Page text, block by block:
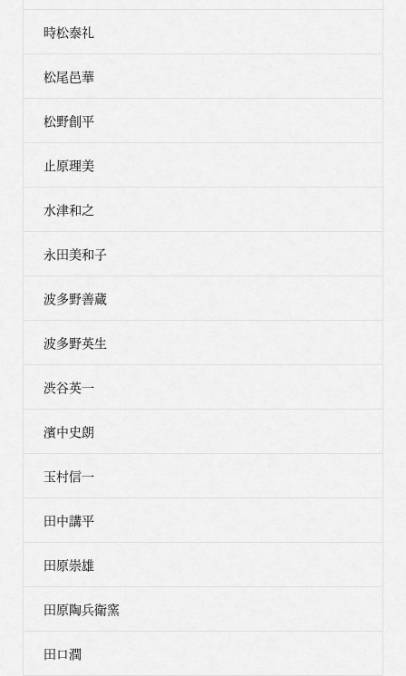
時松泰礼
松尾邑華
松野創平
止原理美
水津和之
永田美和子
波多野善蔵
波多野英生
渋谷英一
濱中史朗
玉村信一
田中講平
田原崇雄
田原陶兵衛窯
田口潤